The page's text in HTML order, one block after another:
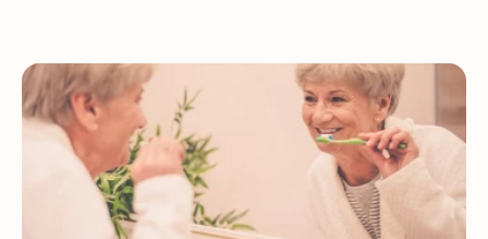
Как лучше спать, изменив то, как вы чистите зубы